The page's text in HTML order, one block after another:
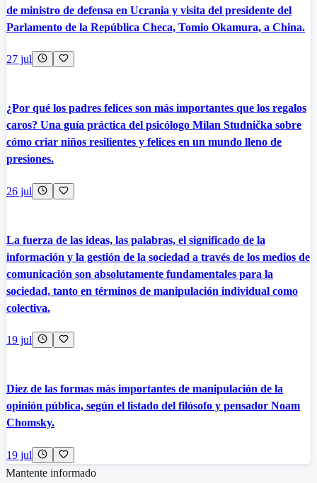
de ministro de defensa en Ucrania y visita del presidente del
Parlamento de la República Checa, Tomio Okamura, a China.
27 jul
¿Por qué los padres felices son más importantes que los regalos
caros? Una guía práctica del psicólogo Milan Studnička sobre
cómo criar niños resilientes y felices en un mundo lleno de
presiones.
26 jul
La fuerza de las ideas, las palabras, el significado de la
información y la gestión de la sociedad a través de los medios de
comunicación son absolutamente fundamentales para la
sociedad, tanto en términos de manipulación individual como
colectiva.
19 jul
Diez de las formas más importantes de manipulación de la
opinión pública, según el listado del filósofo y pensador Noam
Chomsky.
19 jul
Mantente informado